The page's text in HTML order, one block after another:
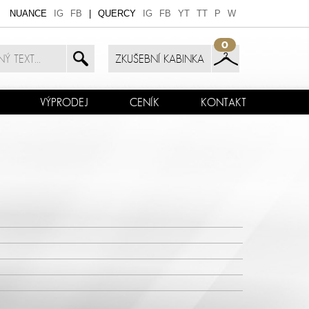
NUANCE IG FB QUERCY IG FB YT TT P W
0
ZKUŠEBNÍ KABINKA
VÝPRODEJ CENÍK KONTAKT